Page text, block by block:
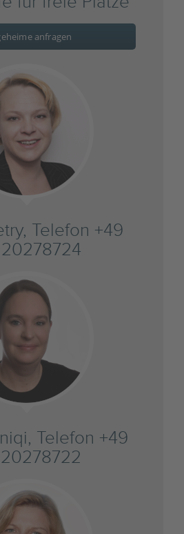
anfragen
Telefon +49
20278724
Telefon +49
20278722